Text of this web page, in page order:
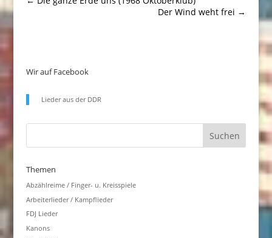
Der Wind weht frei →
Wir auf Facebook
Lieder aus der DDR
Themen
Abzählreime / Finger- u. Kreisspiele
Arbeiterlieder / Kampflieder
FDJ Lieder
Kanons